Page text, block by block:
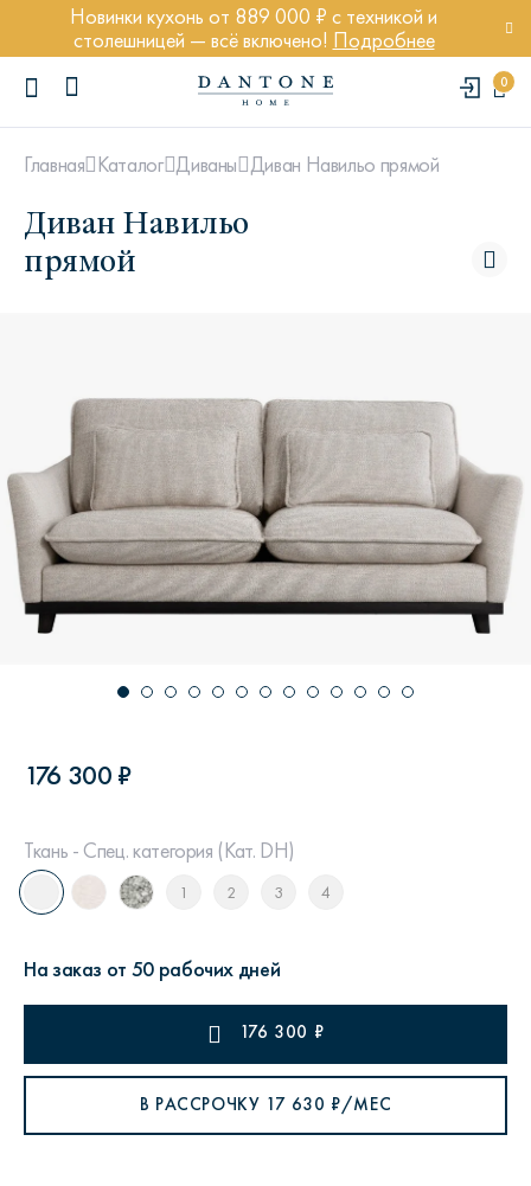
Новинки кухонь от 889 000 ₽ с техникой и
столешницей — всё включено! Подробнее
0
Кровать Ньюбери
Стул Престон
Textures
Главная Каталог Диваны Диван Навильо прямой
Диван Навильо
прямой
176 300 ₽
Ткань - Спец. категория (Кат. DH)
1 2 3 4
На заказ от 50 рабочих дней
176 300 ₽
В РАССРОЧКУ 17 630 ₽/МЕС